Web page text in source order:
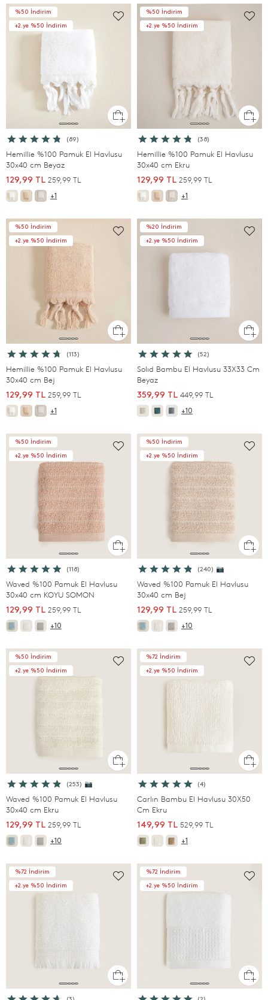
%50 İndirim
+2.ye %50 İndirim
(89)
Hemillie %100 Pamuk El Havlusu
30x40 cm Beyaz
129,99 TL 259,99 TL
+1
%50 İndirim
+2.ye %50 İndirim
(38)
Hemillie %100 Pamuk El Havlusu
30x40 cm Ekru
129,99 TL 259,99 TL
+1
%50 İndirim
+2.ye %50 İndirim
(113)
Hemillie %100 Pamuk El Havlusu
30x40 cm Bej
129,99 TL 259,99 TL
+1
%20 İndirim
+2.ye %50 İndirim
(52)
Solıd Bambu El Havlusu 33X33 Cm
Beyaz
359,99 TL 449,99 TL
+10
%50 İndirim
+2.ye %50 İndirim
(118)
Waved %100 Pamuk El Havlusu
30x40 cm KOYU SOMON
129,99 TL 259,99 TL
+10
%50 İndirim
+2.ye %50 İndirim
(240) 📷
Waved %100 Pamuk El Havlusu
30x40 cm Bej
129,99 TL 259,99 TL
+10
%50 İndirim
+2.ye %50 İndirim
(253) 📷
Waved %100 Pamuk El Havlusu
30x40 cm Ekru
129,99 TL 259,99 TL
+10
%72 İndirim
+2.ye %50 İndirim
(4)
Carlın Bambu El Havlusu 30X50
Cm Ekru
149,99 TL 529,99 TL
+1
%72 İndirim
+2.ye %50 İndirim
%72 İndirim
+2.ye %50 İndirim